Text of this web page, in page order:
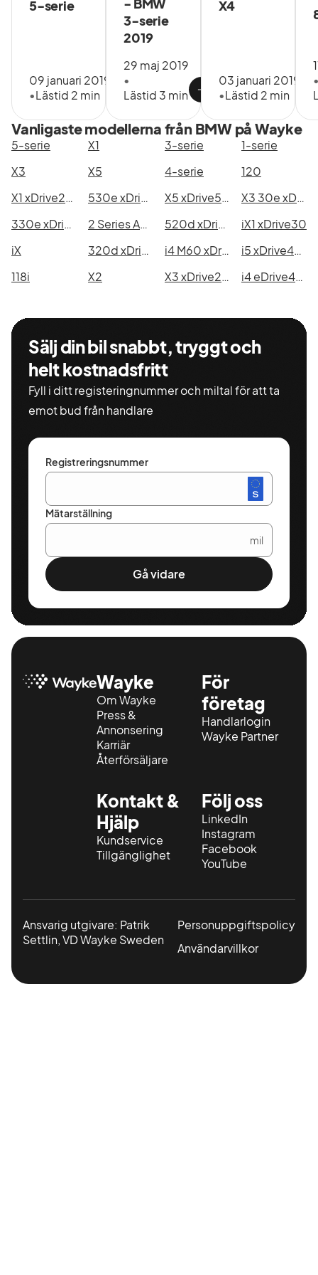
läs på vår
5-serie
09 januari 2019
•Lästid 2 min
3-serie
2019
29 maj 2019
•
Lästid 3 min
X4
03 januari 2019
•Lästid 2 min
Vanligaste modellerna från BMW på Wayke
5-serie X1 3-serie
1-serie
X3
X5 4-serie
120
X1 xDrive25e
530e xDrive Touring X5 xDrive50e
X3 30e xDrive
330e xDrive Touring
2 Series Active/Gran Tourer/Gran Coupé 520d xDrive Touring
iX1 xDrive30
iX
320d xDrive Touring i4 M60 xDrive Gran Coupé
i5 xDrive40 Touring
118i
X2 X3 xDrive20d i4 eDrive40 Gran Coupé
Sälj din bil snabbt, tryggt och
helt kostnadsfritt
Fyll i ditt registeringnummer och miltal för att ta
emot bud från handlare
Registreringsnummer
Mätarställning
mil
Gå vidare
Wayke
Om Wayke
Press &
Annonsering
Karriär
Återförsäljare
För
företag
Handlarlogin
Wayke Partner
Kontakt &
Hjälp
Kundservice
Tillgänglighet
Följ oss
LinkedIn
Instagram
Facebook
YouTube
Ansvarig utgivare: Patrik
Settlin, VD Wayke Sweden
Personuppgiftspolicy
Användarvillkor